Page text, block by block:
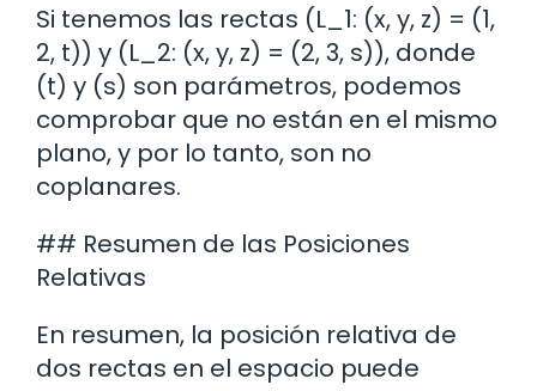
Si tenemos las rectas (L_1: (x, y, z) = (1,
2, t)) y (L_2: (x, y, z) = (2, 3, s)), donde
(t) y (s) son parámetros, podemos
comprobar que no están en el mismo
plano, y por lo tanto, son no
coplanares.
## Resumen de las Posiciones
Relativas
En resumen, la posición relativa de
dos rectas en el espacio puede